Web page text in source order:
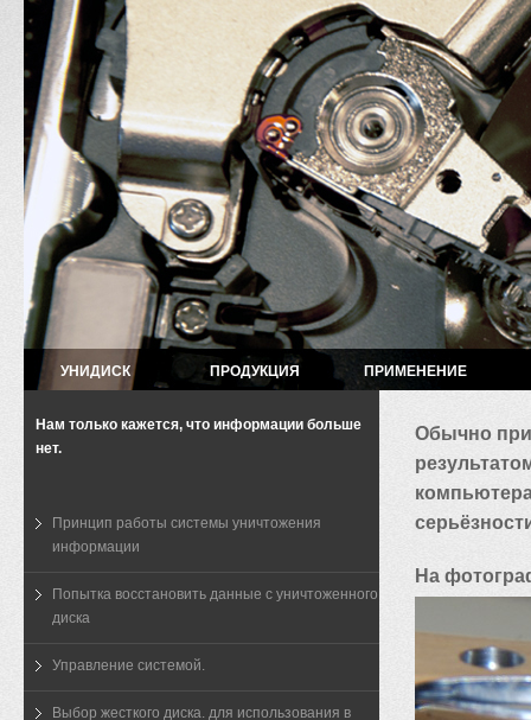
УНИДИСК ПРОДУКЦИЯ ПРИМЕНЕНИЕ
Нам только кажется, что информации больше
нет.
Принцип работы системы уничтожения
информации
Попытка восстановить данные с уничтоженного
диска
Управление системой.
Выбор жесткого диска. для использования в
Обычно при
На